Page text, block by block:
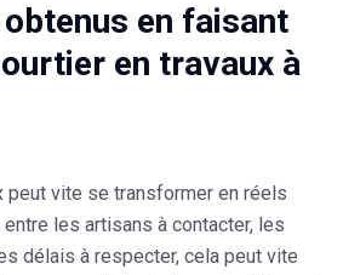
en faisant
en travaux à
peut vite se transformer en réels
les artisans à contacter, les
délais à respecter, cela peut vite